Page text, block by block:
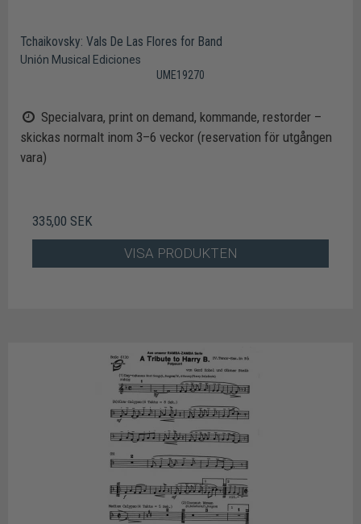
Tchaikovsky: Vals De Las Flores for Band
Unión Musical Ediciones
UME19270
Specialvara, print on demand, kommande, restorder –
skickas normalt inom 3–6 veckor (reservation för utgången
vara)
335,00 SEK
VISA PRODUKTEN